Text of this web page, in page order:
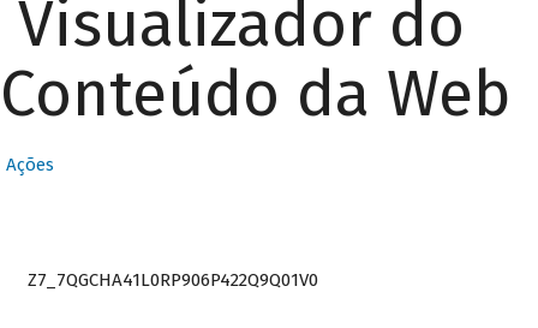
Visualizador do
Conteúdo da Web
Ações
Z7_7QGCHA41L0RP906P422Q9Q01V0